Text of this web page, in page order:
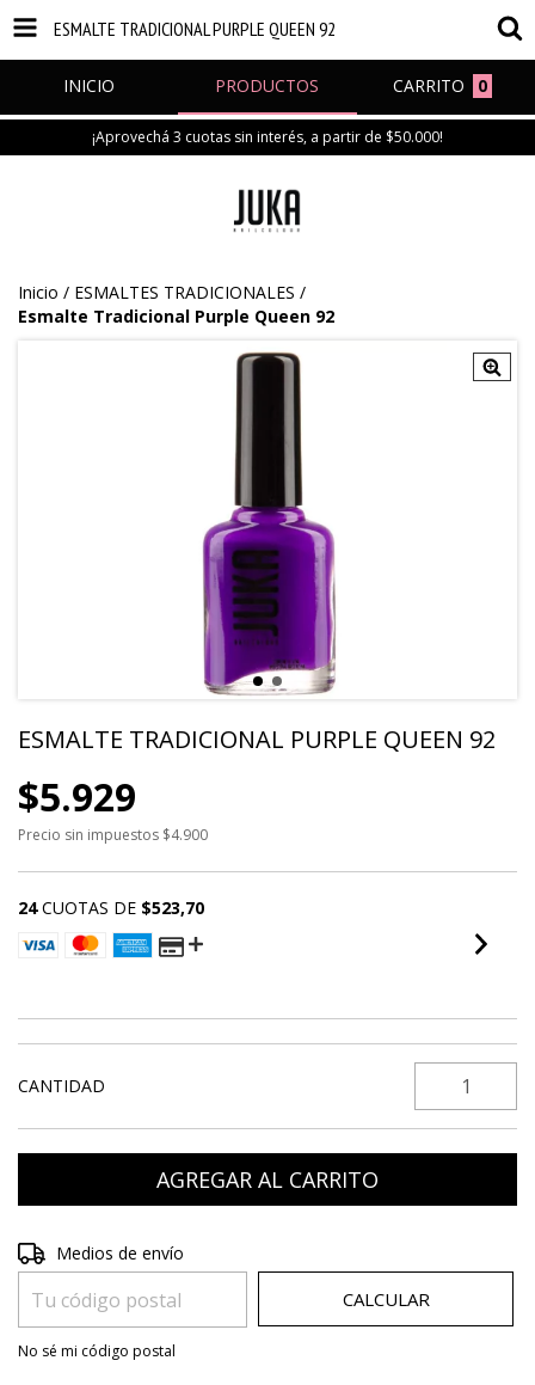
ESMALTE TRADICIONAL PURPLE QUEEN 92
INICIO PRODUCTOS CARRITO 0
¡Aprovechá 3 cuotas sin interés, a partir de $50.000!
Inicio / ESMALTES TRADICIONALES /
Esmalte Tradicional Purple Queen 92
ESMALTE TRADICIONAL PURPLE QUEEN 92
$5.929
Precio sin impuestos $4.900
24 CUOTAS DE $523,70
CANTIDAD
Entregas para el CP:
Medios de envío
CALCULAR
No sé mi código postal